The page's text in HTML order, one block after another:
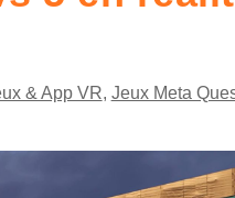
& App VR, Jeux Meta